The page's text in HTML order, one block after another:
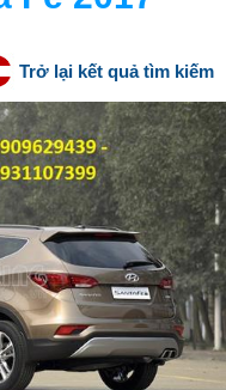
Trở lại kết quả tìm kiếm